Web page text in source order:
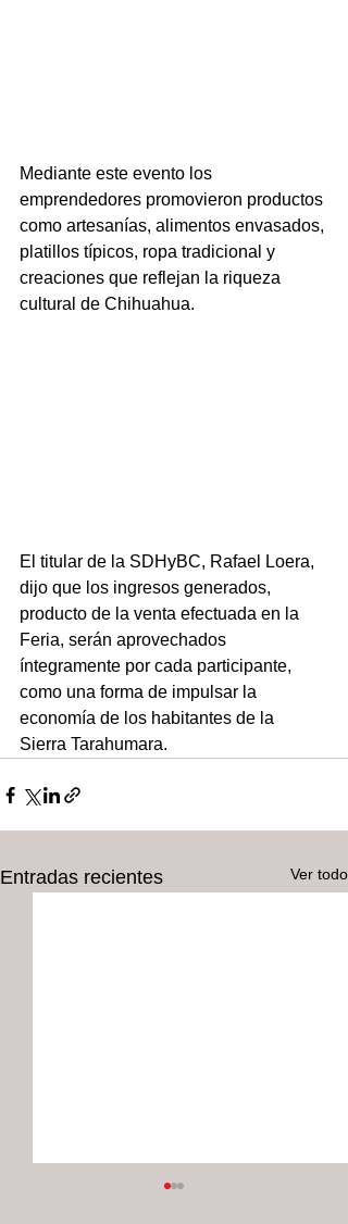
Mediante este evento los
emprendedores promovieron productos
como artesanías, alimentos envasados,
platillos típicos, ropa tradicional y
creaciones que reflejan la riqueza
cultural de Chihuahua.
El titular de la SDHyBC, Rafael Loera,
dijo que los ingresos generados,
producto de la venta efectuada en la
Feria, serán aprovechados
íntegramente por cada participante,
como una forma de impulsar la
economía de los habitantes de la
Sierra Tarahumara.
Entradas recientes Ver todo